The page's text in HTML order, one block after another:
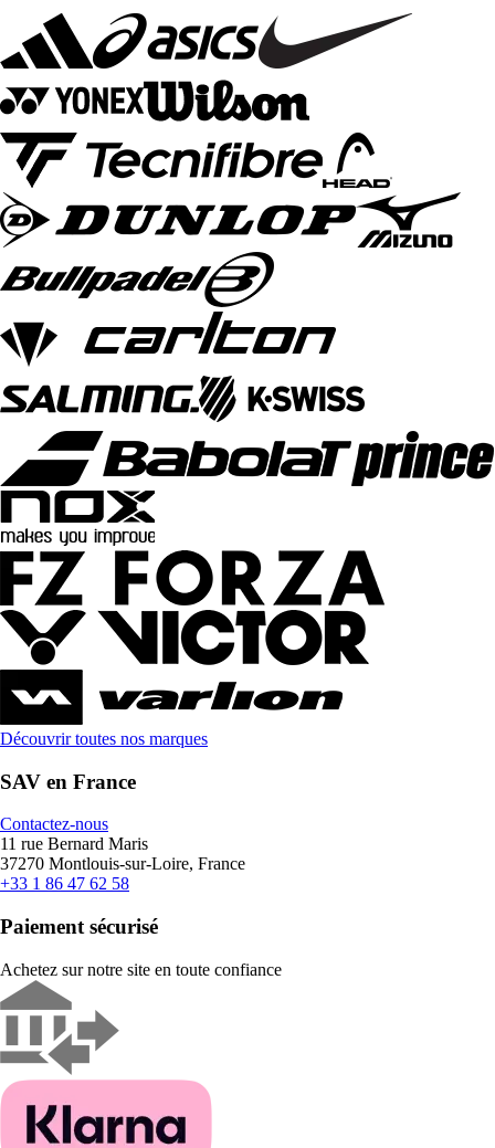
Découvrir toutes nos marques
SAV en France
Contactez-nous
11 rue Bernard Maris
37270 Montlouis-sur-Loire, France
+33 1 86 47 62 58
Paiement sécurisé
Achetez sur notre site en toute confiance